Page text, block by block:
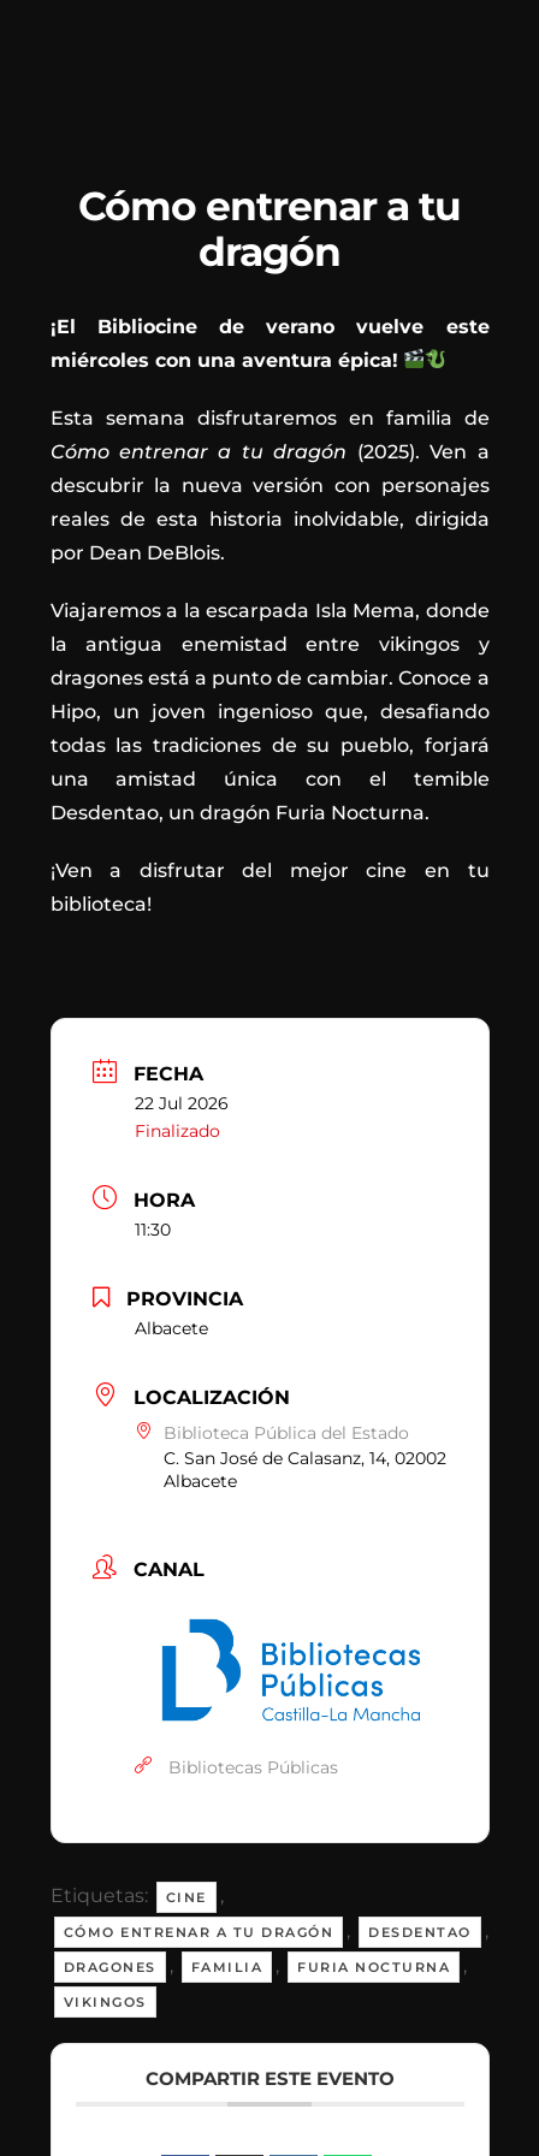
Cómo entrenar a tu
dragón
¡El Bibliocine de verano vuelve este
miércoles con una aventura épica!
Esta semana disfrutaremos en familia de
Cómo entrenar a tu dragón (2025). Ven a
descubrir la nueva versión con personajes
reales de esta historia inolvidable, dirigida
por Dean DeBlois.
Viajaremos a la escarpada Isla Mema, donde
la antigua enemistad entre vikingos y
dragones está a punto de cambiar. Conoce a
Hipo, un joven ingenioso que, desafiando
todas las tradiciones de su pueblo, forjará
una amistad única con el temible
Desdentao, un dragón Furia Nocturna.
¡Ven a disfrutar del mejor cine en tu
biblioteca!
FECHA
22 Jul 2026
Finalizado
HORA
11:30
PROVINCIA
Albacete
LOCALIZACIÓN
Biblioteca Pública del Estado
C. San José de Calasanz, 14, 02002
Albacete
CANAL
Bibliotecas Públicas
Etiquetas: CINE ,
CÓMO ENTRENAR A TU DRAGÓN , DESDENTAO ,
DRAGONES , FAMILIA , FURIA NOCTURNA ,
VIKINGOS
COMPARTIR ESTE EVENTO